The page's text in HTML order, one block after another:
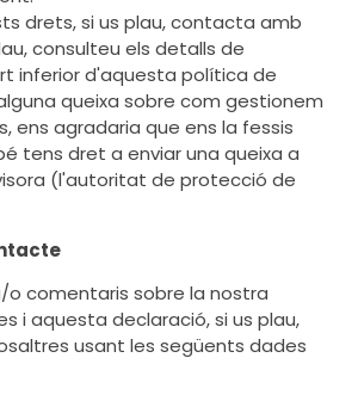
drets, si us plau, contacta amb
consulteu els detalls de
inferior d'aquesta política de
queixa sobre com gestionem
ens agradaria que ens la fessis
tens dret a enviar una queixa a
(l'autoritat de protecció de
o comentaris sobre la nostra
i aquesta declaració, si us plau,
usant les següents dades